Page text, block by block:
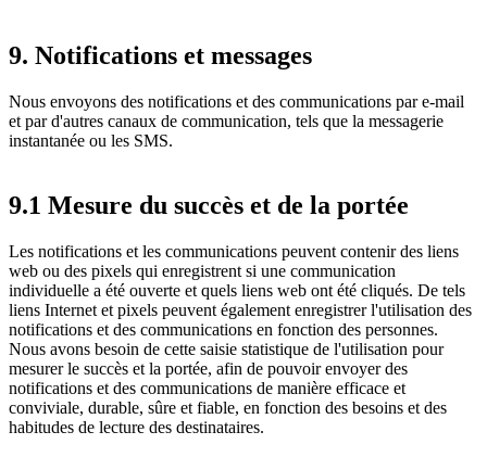
9. Notifications et messages
Nous envoyons des notifications et des communications par e-mail
et par d'autres canaux de communication, tels que la messagerie
instantanée ou les SMS.
9.1 Mesure du succès et de la portée
Les notifications et les communications peuvent contenir des liens
web ou des pixels qui enregistrent si une communication
individuelle a été ouverte et quels liens web ont été cliqués. De tels
liens Internet et pixels peuvent également enregistrer l'utilisation des
notifications et des communications en fonction des personnes.
Nous avons besoin de cette saisie statistique de l'utilisation pour
mesurer le succès et la portée, afin de pouvoir envoyer des
notifications et des communications de manière efficace et
conviviale, durable, sûre et fiable, en fonction des besoins et des
habitudes de lecture des destinataires.